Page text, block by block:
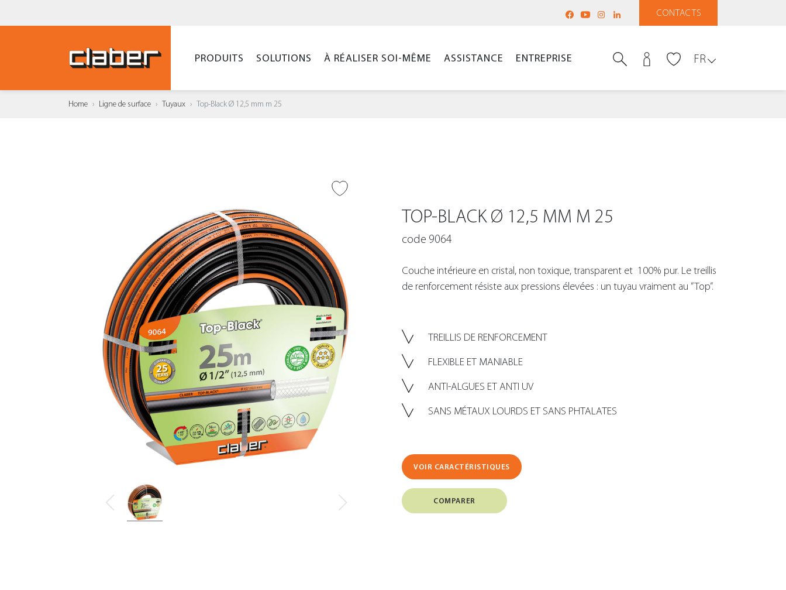
CONTACTS
PRODUITS SOLUTIONS À RÉALISER SOI-MÊME ASSISTANCE ENTREPRISE FR
Home Ligne de surface Tuyaux Top-Black Ø 12,5 mm m 25
TOP-BLACK Ø 12,5 MM M 25
code 9064
Couche intérieure en cristal, non toxique, transparent et 100% pur. Le treillis
de renforcement résiste aux pressions élevées : un tuyau vraiment au ”Top”.
TREILLIS DE RENFORCEMENT
FLEXIBLE ET MANIABLE
ANTI-ALGUES ET ANTI UV
SANS MÉTAUX LOURDS ET SANS PHTALATES
VOIR CARACTÉRISTIQUES
COMPARER